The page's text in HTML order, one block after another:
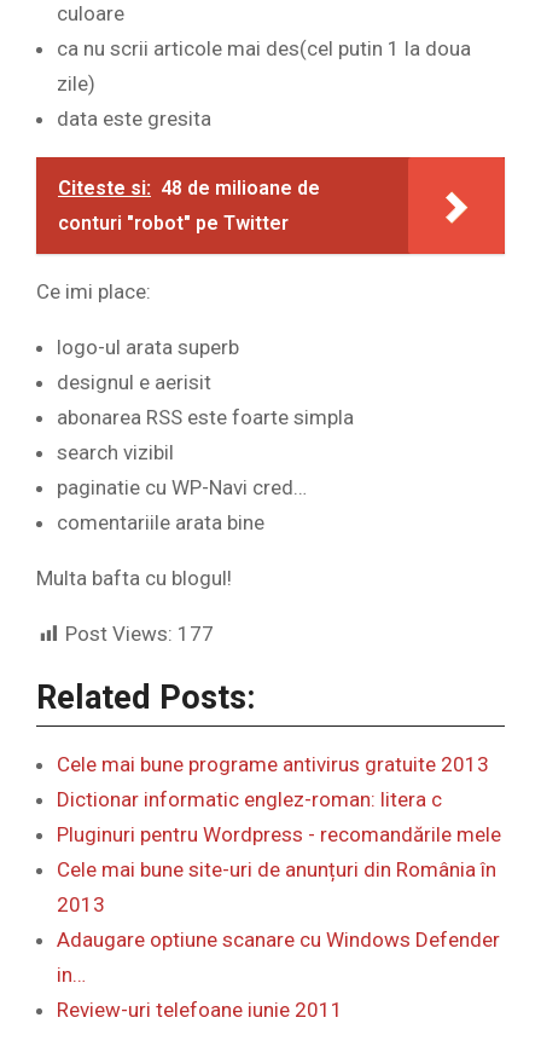
culoare
ca nu scrii articole mai des(cel putin 1 la doua
zile)
data este gresita
Citeste si: 48 de milioane de
conturi "robot" pe Twitter
Ce imi place:
logo-ul arata superb
designul e aerisit
abonarea RSS este foarte simpla
search vizibil
paginatie cu WP-Navi cred…
comentariile arata bine
Multa bafta cu blogul!
Post Views: 177
Related Posts:
Cele mai bune programe antivirus gratuite 2013
Dictionar informatic englez-roman: litera c
Pluginuri pentru Wordpress - recomandările mele
Cele mai bune site-uri de anunțuri din România în
2013
Adaugare optiune scanare cu Windows Defender
in…
Review-uri telefoane iunie 2011